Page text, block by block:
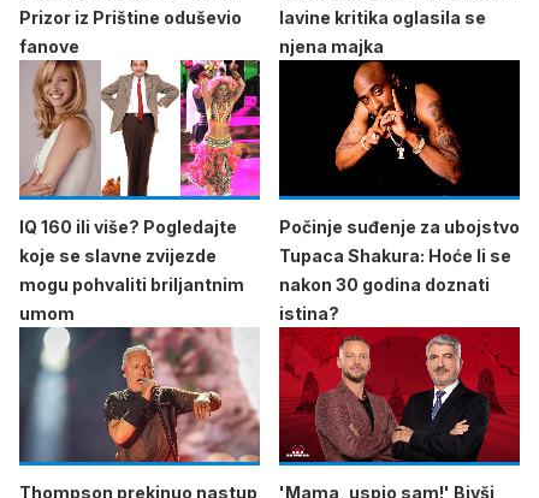
Prizor iz Prištine oduševio
fanove
lavine kritika oglasila se
njena majka
IQ 160 ili više? Pogledajte
koje se slavne zvijezde
mogu pohvaliti briljantnim
umom
Počinje suđenje za ubojstvo
Tupaca Shakura: Hoće li se
nakon 30 godina doznati
istina?
Thompson prekinuo nastup
'Mama, uspio sam!' Bivši